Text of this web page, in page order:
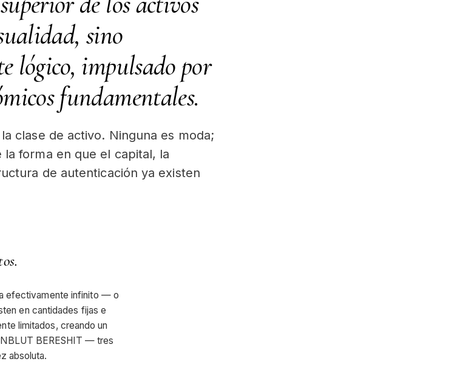
sino
lógico, impulsado por
fundamentales.
clase de activo. Ninguna es moda;
la forma en que el capital, la
de autenticación ya existen
efectivamente infinito — o
en cantidades fijas e
limitados, creando un
BERESHIT — tres
absoluta.